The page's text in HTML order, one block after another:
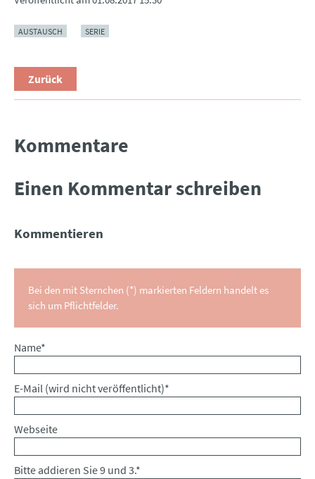
AUSTAUSCH SERIE
Zurück
Kommentare
Einen Kommentar schreiben
Kommentieren
Bei den mit Sternchen (*) markierten Feldern handelt es
sich um Pflichtfelder.
Pflichtfeld
Name*
Pflichtfeld
E-Mail (wird nicht veröffentlicht)*
Webseite
Bitte addieren Sie 9 und 3.*